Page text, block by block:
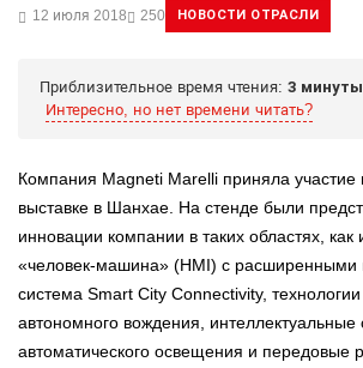
12 июля 2018 250 НОВОСТИ ОТРАСЛИ
Приблизительное время чтения: 3
Интересно, но нет времени читать?
Компания Magneti Marelli приняла
выставке в Шанхае. На стенде были
инновации компании в таких областях,
«человек-машина» (HMI) с расширенными
система Smart City Connectivity,
автономного вождения, интеллектуальные
автоматического освещения и передовые